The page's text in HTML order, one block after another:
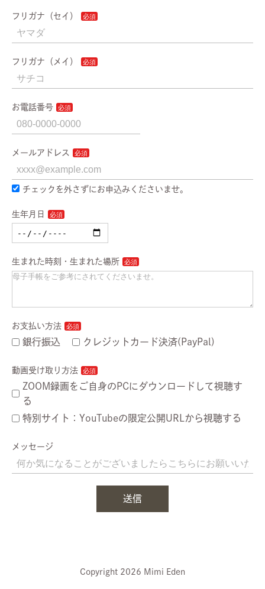
フリガナ（セイ）
フリガナ（メイ）
お電話番号
メールアドレス
チェックを外さずにお申込みくださいませ。
生年月日
生まれた時刻・生まれた場所
お支払い方法
銀行振込 クレジットカード決済(PayPal)
動画受け取り方法
ZOOM録画をご自身のPCにダウンロードして視聴す
る
特別サイト：YouTubeの限定公開URLから視聴する
メッセージ
送信
Copyright 2026 Mimi Eden